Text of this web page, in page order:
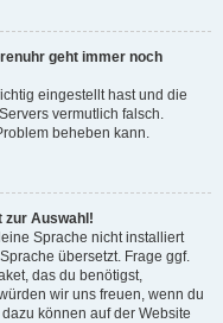
geht immer noch
eingestellt hast und die
vermutlich falsch.
beheben kann.
zur Auswahl!
Sprache nicht installiert
übersetzt. Frage ggf.
das du benötigst,
wir uns freuen, wenn du
können auf der Website